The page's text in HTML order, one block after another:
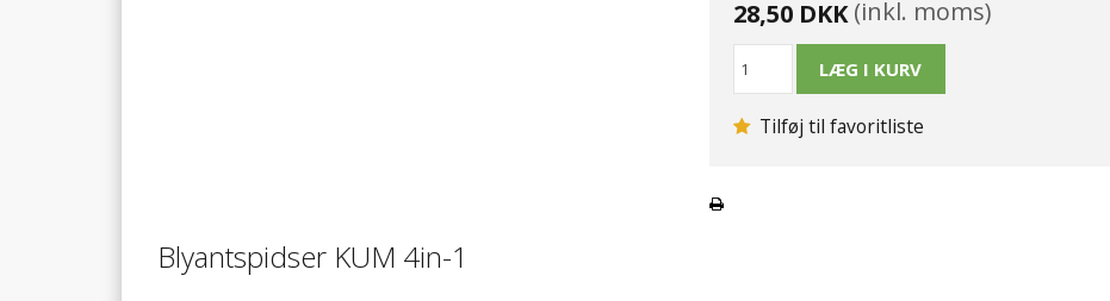
28,50 DKK(inkl. moms)
Tilføj til favoritliste
Blyantspidser KUM 4in-1